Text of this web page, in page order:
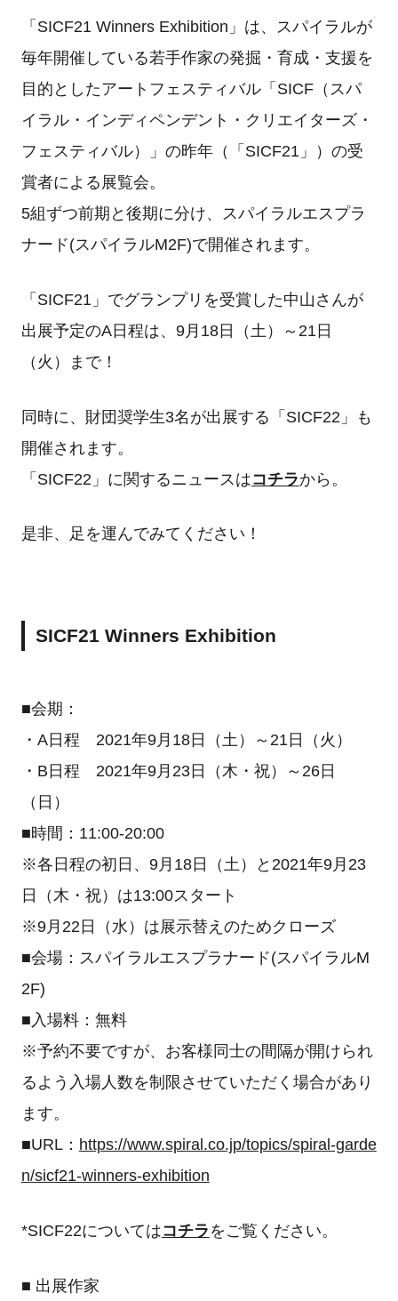
「SICF21 Winners Exhibition」は、スパイラルが
毎年開催している若手作家の発掘・育成・支援を
目的としたアートフェスティバル「SICF（スパ
イラル・インディペンデント・クリエイターズ・
フェスティバル）」の昨年（「SICF21」）の受
賞者による展覧会。
5組ずつ前期と後期に分け、スパイラルエスプラ
ナード(スパイラルM2F)で開催されます。
「SICF21」でグランプリを受賞した中山さんが
出展予定のA日程は、9月18日（土）～21日
（火）まで！
同時に、財団奨学生3名が出展する「SICF22」も
開催されます。
「SICF22」に関するニュースはコチラから。
是非、足を運んでみてください！
SICF21 Winners Exhibition
■会期：
・A日程 2021年9月18日（土）～21日（火）
・B日程 2021年9月23日（木・祝）～26日
（日）
■時間：11:00-20:00
※各日程の初日、9月18日（土）と2021年9月23
日（木・祝）は13:00スタート
※9月22日（水）は展示替えのためクローズ
■会場：スパイラルエスプラナード(スパイラルM
2F)
■入場料：無料
※予約不要ですが、お客様同士の間隔が開けられ
るよう入場人数を制限させていただく場合があり
ます。
■URL： https://www.spiral.co.jp/topics/spiral-garde
n/sicf21-winners-exhibition
*SICF22についてはコチラ をご覧ください。
■ 出展作家